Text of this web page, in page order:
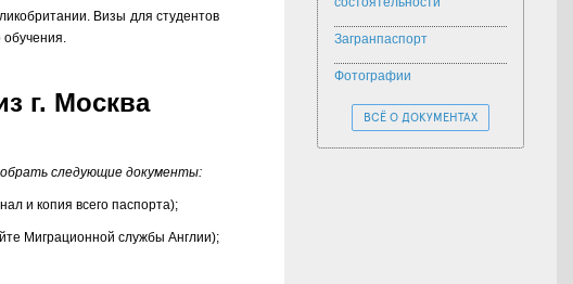
Визы для студентов
обучения.
г. Москва
следующие документы:
и копия всего паспорта);
Миграционной службы Англии);
Загранпаспорт
Фотографии
ВСЁ О ДОКУМЕНТАХ